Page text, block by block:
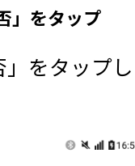
」をタップ
」をタップし